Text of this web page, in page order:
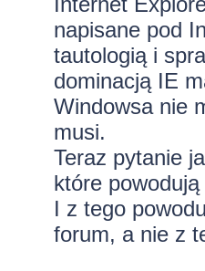
napisane pod
tautologią i
dominacją IE
Windowsa nie
musi.
Teraz pytanie
które
I z tego
forum, a nie z